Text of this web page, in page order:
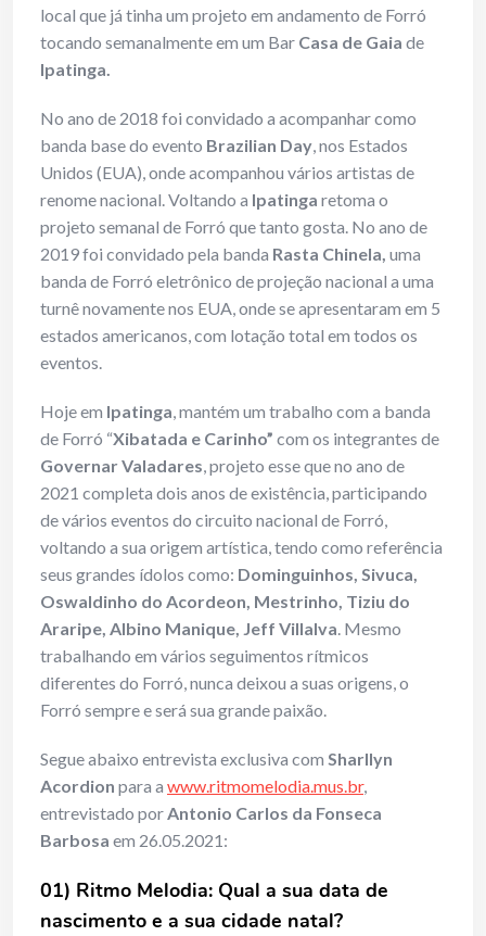
local que já tinha um projeto em andamento de Forró
tocando semanalmente em um Bar Casa de Gaia de
Ipatinga.
No ano de 2018 foi convidado a acompanhar como
banda base do evento Brazilian Day, nos Estados
Unidos (EUA), onde acompanhou vários artistas de
renome nacional. Voltando a Ipatinga retoma o
projeto semanal de Forró que tanto gosta. No ano de
2019 foi convidado pela banda Rasta Chinela, uma
banda de Forró eletrônico de projeção nacional a uma
turnê novamente nos EUA, onde se apresentaram em 5
estados americanos, com lotação total em todos os
eventos.
Hoje em Ipatinga, mantém um trabalho com a banda
de Forró “Xibatada e Carinho” com os integrantes de
Governar Valadares, projeto esse que no ano de
2021 completa dois anos de existência, participando
de vários eventos do circuito nacional de Forró,
voltando a sua origem artística, tendo como referência
seus grandes ídolos como: Dominguinhos, Sivuca,
Oswaldinho do Acordeon, Mestrinho, Tiziu do
Araripe, Albino Manique, Jeff Villalva. Mesmo
trabalhando em vários seguimentos rítmicos
diferentes do Forró, nunca deixou a suas origens, o
Forró sempre e será sua grande paixão.
Segue abaixo entrevista exclusiva com Sharllyn
Acordion para a www.ritmomelodia.mus.br,
entrevistado porAntonio Carlos da Fonseca
Barbosa em 26.05.2021:
01) Ritmo Melodia: Qual a sua data de
nascimento e a sua cidade natal?